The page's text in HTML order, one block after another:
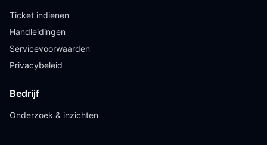
Ticket indienen
Handleidingen
Servicevoorwaarden
Privacybeleid
Bedrijf
Onderzoek & inzichten